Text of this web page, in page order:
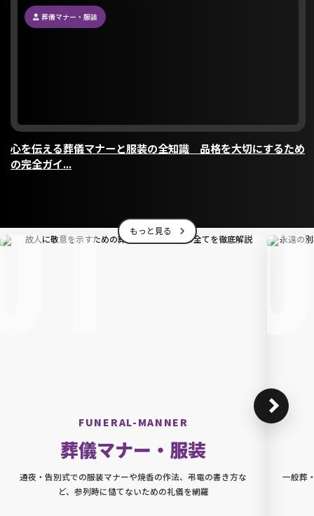
葬儀マナー・服装
心を伝える葬儀マナーと服装の全知識 品格を大切にするため
の完全ガイ...
もっと見る
FUNERAL-MANNER
葬儀マナー・服装
通夜・告別式での服装マナーや焼香の作法、弔電の書き方な
ど、参列時に慥てないための礼儀を網羅
一般葬